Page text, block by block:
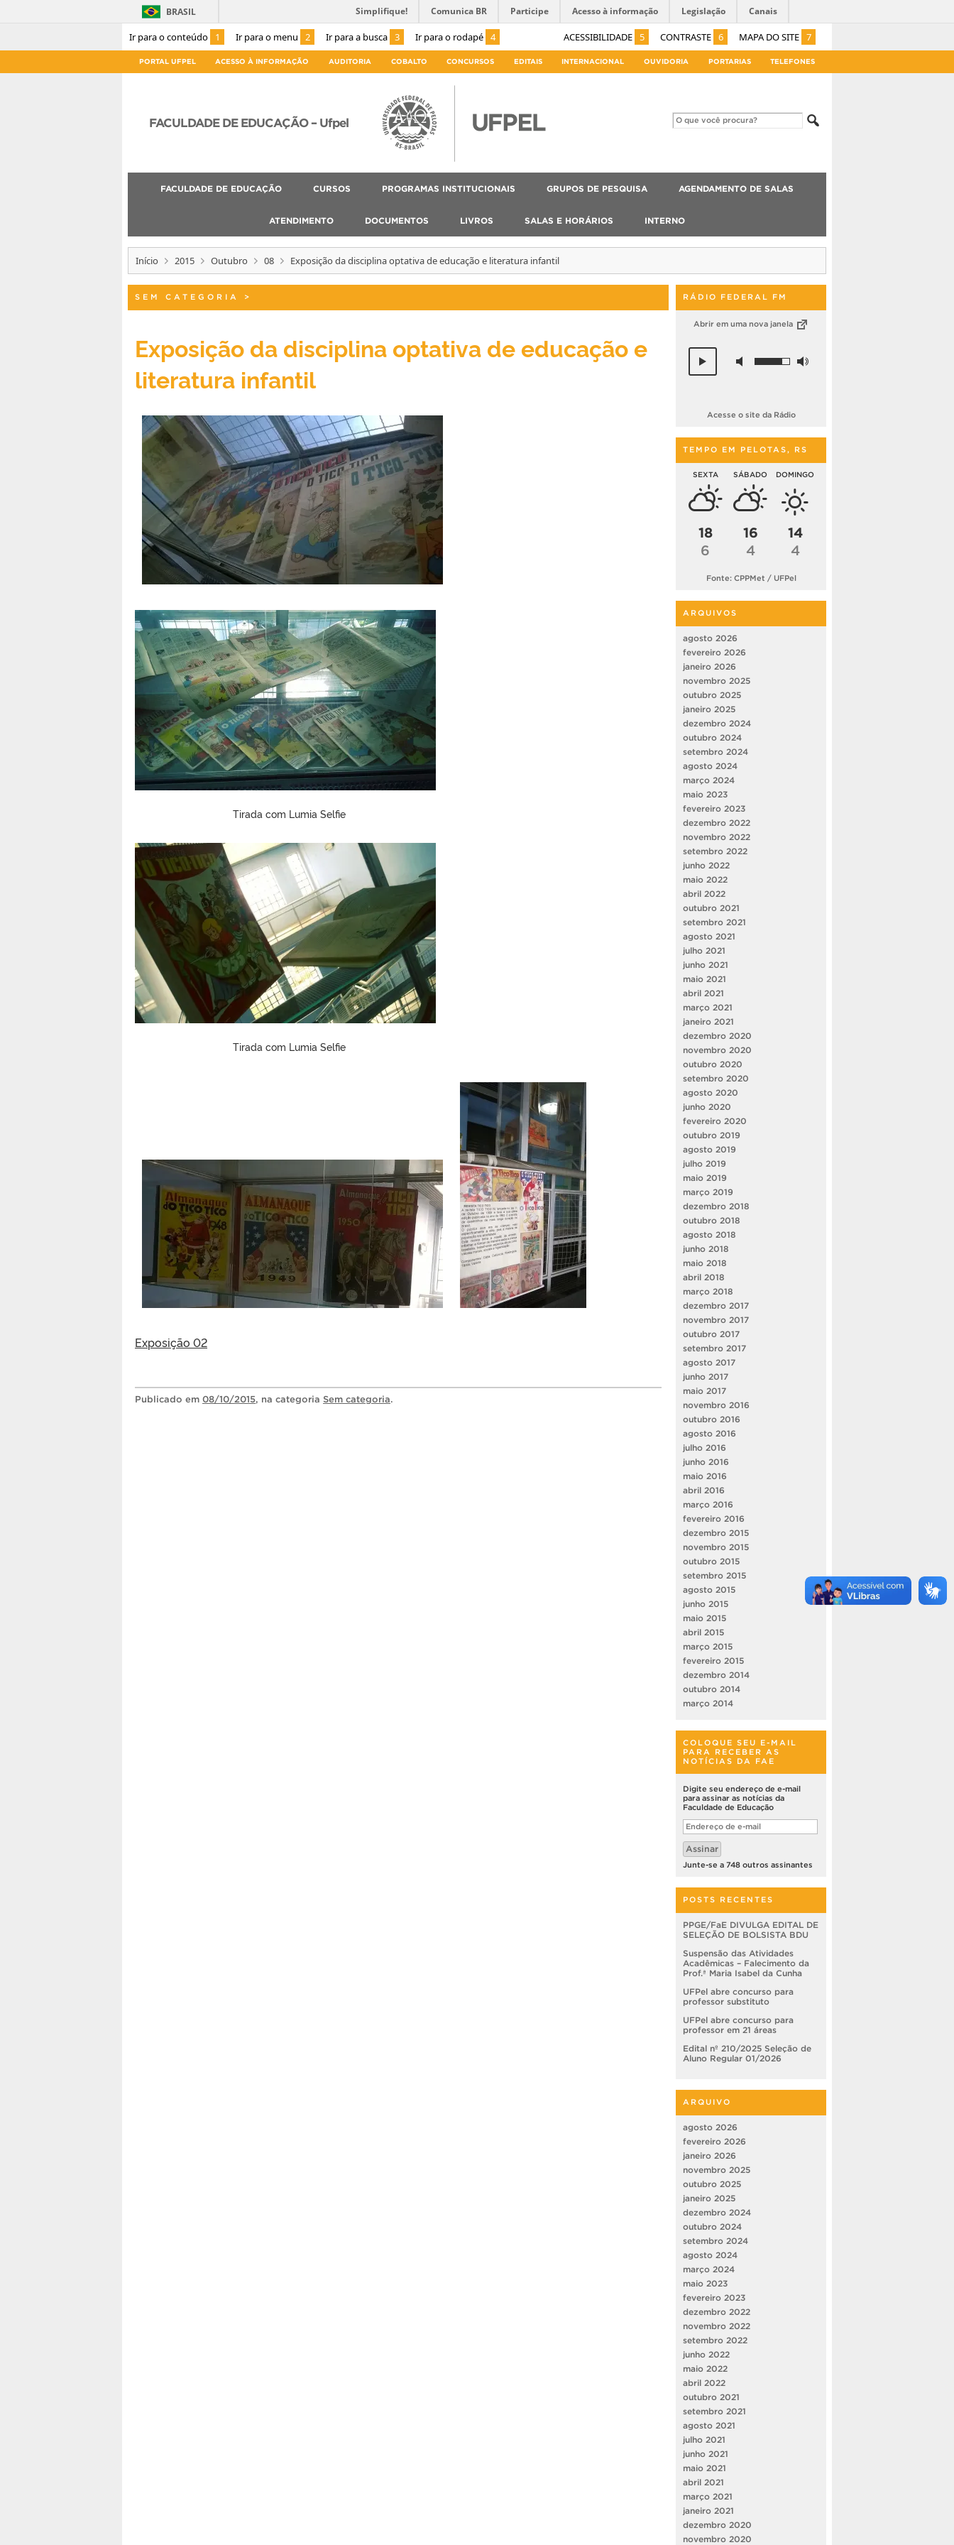
Ir para o conteúdo 1 Ir para o menu 2 Ir para a busca 3 Ir para o rodapé 4 ACESSIBILIDADE 5 CONTRASTE 6 MAPA DO SITE 7
BRASIL Simplifique! Comunica BR Participe Acesso à informação Legislação Canais
PORTAL UFPEL ACESSO À INFORMAÇÃO AUDITORIA COBALTO CONCURSOS EDITAIS INTERNACIONAL OUVIDORIA PORTARIAS TELEFONES
FACULDADE DE EDUCAÇÃO – Ufpel
FACULDADE DE EDUCAÇÃO CURSOS PROGRAMAS INSTITUCIONAIS GRUPOS DE PESQUISA AGENDAMENTO DE SALAS
ATENDIMENTO DOCUMENTOS LIVROS SALAS E HORÁRIOS INTERNO
Início 2015 Outubro 08 Exposição da disciplina optativa de educação e literatura infantil
SEM CATEGORIA >
Exposição da disciplina optativa de educação e
literatura infantil
Tirada com Lumia Selfie
Tirada com Lumia Selfie
Exposição 02
Publicado em 08/10/2015, na categoria Sem categoria.
RÁDIO FEDERAL FM
Abrir em uma nova janela
Acesse o site da Rádio
TEMPO EM PELOTAS, RS
SEXTA
18
6
SÁBADO
16
4
DOMINGO
14
4
Fonte: CPPMet / UFPel
ARQUIVOS
agosto 2026
fevereiro 2026
janeiro 2026
novembro 2025
outubro 2025
janeiro 2025
dezembro 2024
outubro 2024
setembro 2024
agosto 2024
março 2024
maio 2023
fevereiro 2023
dezembro 2022
novembro 2022
setembro 2022
junho 2022
maio 2022
abril 2022
outubro 2021
setembro 2021
agosto 2021
julho 2021
junho 2021
maio 2021
abril 2021
março 2021
janeiro 2021
dezembro 2020
novembro 2020
outubro 2020
setembro 2020
agosto 2020
junho 2020
fevereiro 2020
outubro 2019
agosto 2019
julho 2019
maio 2019
março 2019
dezembro 2018
outubro 2018
agosto 2018
junho 2018
maio 2018
abril 2018
março 2018
dezembro 2017
novembro 2017
outubro 2017
setembro 2017
agosto 2017
junho 2017
maio 2017
novembro 2016
outubro 2016
agosto 2016
julho 2016
junho 2016
maio 2016
abril 2016
março 2016
fevereiro 2016
dezembro 2015
novembro 2015
outubro 2015
setembro 2015
agosto 2015
junho 2015
maio 2015
abril 2015
março 2015
fevereiro 2015
dezembro 2014
outubro 2014
março 2014
COLOQUE SEU E-MAIL
PARA RECEBER AS
NOTÍCIAS DA FAE
Digite seu endereço de e-mail
para assinar as notícias da
Faculdade de Educação
Endereço
de
e-
mail
Assinar
Junte-se a 748 outros assinantes
POSTS RECENTES
PPGE/FaE DIVULGA EDITAL DE
SELEÇÃO DE BOLSISTA BDU
Suspensão das Atividades
Acadêmicas – Falecimento da
Prof.ª Maria Isabel da Cunha
UFPel abre concurso para
professor substituto
UFPel abre concurso para
professor em 21 áreas
Edital nº 210/2025 Seleção de
Aluno Regular 01/2026
ARQUIVO
agosto 2026
fevereiro 2026
janeiro 2026
novembro 2025
outubro 2025
janeiro 2025
dezembro 2024
outubro 2024
setembro 2024
agosto 2024
março 2024
maio 2023
fevereiro 2023
dezembro 2022
novembro 2022
setembro 2022
junho 2022
maio 2022
abril 2022
outubro 2021
setembro 2021
agosto 2021
julho 2021
junho 2021
maio 2021
abril 2021
março 2021
janeiro 2021
dezembro 2020
novembro 2020